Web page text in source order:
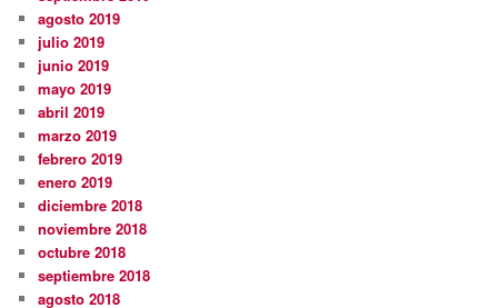
agosto 2019
julio 2019
junio 2019
mayo 2019
abril 2019
marzo 2019
febrero 2019
enero 2019
diciembre 2018
noviembre 2018
octubre 2018
septiembre 2018
agosto 2018